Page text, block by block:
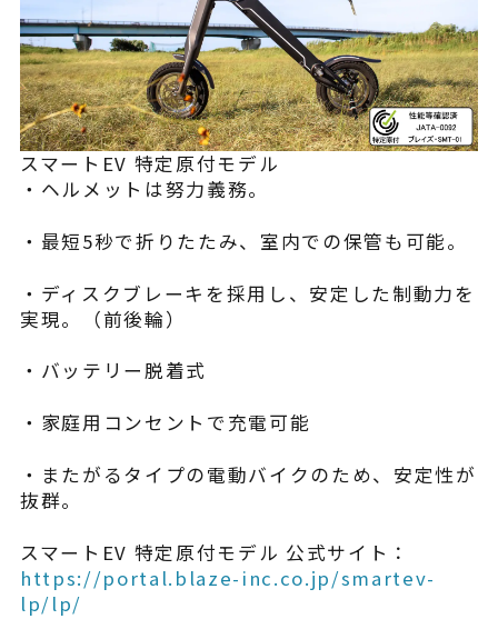
スマートEV 特定原付モデル
・ヘルメットは努力義務。
・最短5秒で折りたたみ、室内での保管も可能。
・ディスクブレーキを採用し、安定した制動力を
実現。（前後輪）
・バッテリー脱着式
・家庭用コンセントで充電可能
・またがるタイプの電動バイクのため、安定性が
抜群。
スマートEV 特定原付モデル 公式サイト：
https://portal.blaze-inc.co.jp/smartev-
lp/lp/